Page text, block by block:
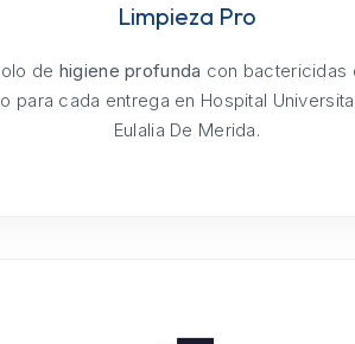
Limpieza Pro
de higiene profunda con bactericidas
para cada entrega en Hospital
Eulalia De Merida.